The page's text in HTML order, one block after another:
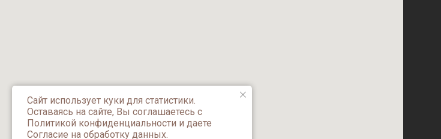
Сайт использует куки для статистики.
Оставаясь на сайте, Вы соглашаетесь с
Политикой конфиденциальности и даете
Согласие на обработку данных.